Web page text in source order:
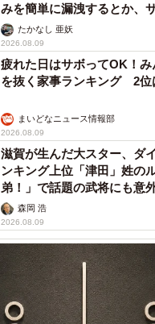
みを簡単に漏洩するとか、
ャストに取材】
たかなし 亜妖
2026.08.09
疲れた日はサボってOK！
を抜く家事ランキング 2位
まいどなニュース情報部
2026.08.09
滋賀が生んだ大スター、ダ
ンキング上位「津田」姓
弟！」で話題の武将にも意
森岡 浩
2026.08.09